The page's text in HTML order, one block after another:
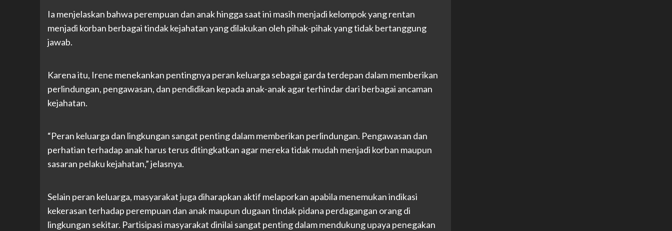
Ia menjelaskan bahwa perempuan dan anak hingga saat ini masih menjadi kelompok yang rentan
menjadi korban berbagai tindak kejahatan yang dilakukan oleh pihak-pihak yang tidak bertanggung
jawab.
Karena itu, Irene menekankan pentingnya peran keluarga sebagai garda terdepan dalam memberikan
perlindungan, pengawasan, dan pendidikan kepada anak-anak agar terhindar dari berbagai ancaman
kejahatan.
“Peran keluarga dan lingkungan sangat penting dalam memberikan perlindungan. Pengawasan dan
perhatian terhadap anak harus terus ditingkatkan agar mereka tidak mudah menjadi korban maupun
sasaran pelaku kejahatan,” jelasnya.
Selain peran keluarga, masyarakat juga diharapkan aktif melaporkan apabila menemukan indikasi
kekerasan terhadap perempuan dan anak maupun dugaan tindak pidana perdagangan orang di
lingkungan sekitar. Partisipasi masyarakat dinilai sangat penting dalam mendukung upaya penegakan